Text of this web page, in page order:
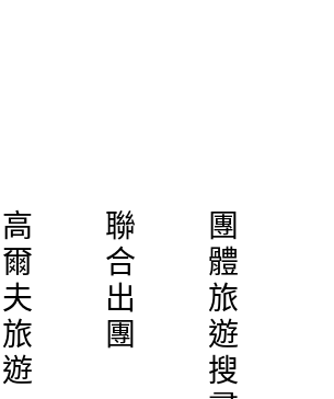
高
爾
夫
旅
遊
聯
合
出
團
團
體
旅
遊
搜